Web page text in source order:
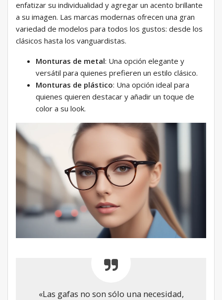
enfatizar su individualidad y agregar un acento brillante
a su imagen. Las marcas modernas ofrecen una gran
variedad de modelos para todos los gustos: desde los
clásicos hasta los vanguardistas.
Monturas de metal: Una opción elegante y
versátil para quienes prefieren un estilo clásico.
Monturas de plástico: Una opción ideal para
quienes quieren destacar y añadir un toque de
color a su look.
«Las gafas no son sólo una necesidad,